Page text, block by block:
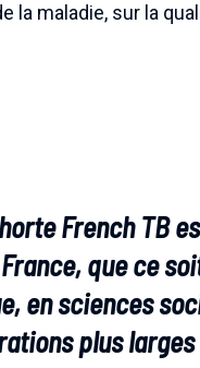
la maladie, sur la
French TB
que ce
en sciences
plus